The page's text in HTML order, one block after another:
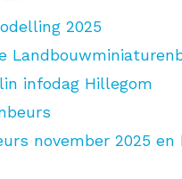
2025
infodag Hillegom
november 2025 en